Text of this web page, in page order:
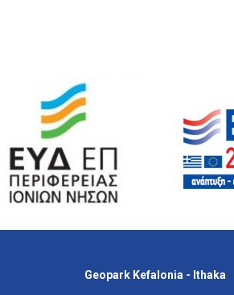
Geopark Kefalonia - Ithaka